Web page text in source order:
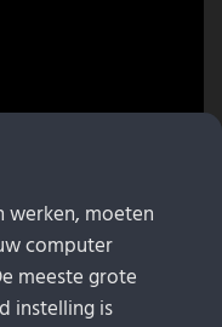
werken, moeten
computer
meeste grote
instelling is